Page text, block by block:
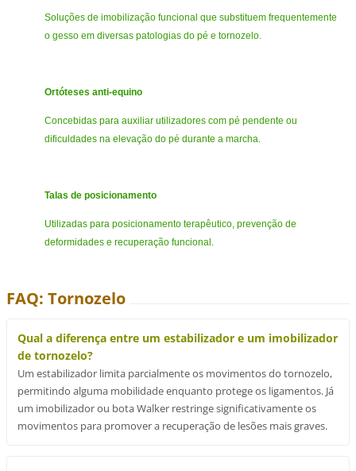
Soluções de imobilização funcional que substituem frequentemente
o gesso em diversas patologias do pé e tornozelo.
Ortóteses anti-equino
Concebidas para auxiliar utilizadores com pé pendente ou
dificuldades na elevação do pé durante a marcha.
Talas de posicionamento
Utilizadas para posicionamento terapêutico, prevenção de
deformidades e recuperação funcional.
FAQ: Tornozelo
Qual a diferença entre um estabilizador e um imobilizador
de tornozelo?
Um estabilizador limita parcialmente os movimentos do tornozelo,
permitindo alguma mobilidade enquanto protege os ligamentos. Já
um imobilizador ou bota Walker restringe significativamente os
movimentos para promover a recuperação de lesões mais graves.